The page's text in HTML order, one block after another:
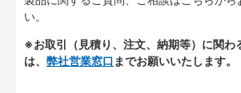
い。
※お取引（見積り、注文、納期等）に関わ
は、 弊社営業窓口 までお願いいたします。